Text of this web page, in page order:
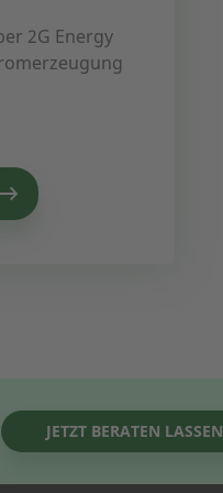
2G Energy
JETZT BERATEN LASSEN